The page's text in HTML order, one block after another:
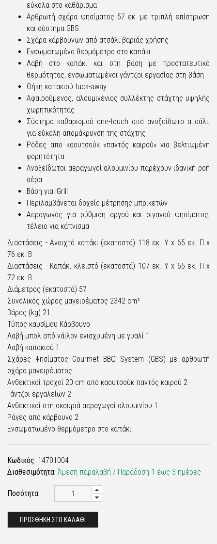
εύκολα στο καθάρισμα
Αρθρωτή σχάρα ψησίματος 57 εκ. με τριπλή επίστρωση
και σύστημα GBS
Σχάρα κάρβουνων από ατσάλι βαριάς χρήσης
Ενσωματωμένο θερμόμετρο στο καπάκι
Λαβή στο καπάκι και στη βάση με προστατευτικό
θερμότητας, ενσωματωμένοι γάντζοι εργασίας στη βάση
Θήκη καπακιού tuck-away
Αφαιρούμενος, αλουμινένιος συλλέκτης στάχτης υψηλής
χωρητικότητας
Σύστημα καθαρισμού one-touch από ανοξείδωτο ατσάλι,
για εύκολη απομάκρυνση της στάχτης
Ρόδες απο καουτσούκ «παντός καιρού» για βελτιωμένη
φορητότητα
Ανοξείδωτοι αεραγωγοί αλουμινίου παρέχουν ιδανική ροή
αέρα
Βάση για iGrill
Περιλαμβάνεται δοχείο μέτρησης μπρικετών
Αεραγωγός για ρύθμιση αργού και σιγανού ψησίματος,
τέλειο για κάπνισμα
Διαστάσεις - Ανοιχτό καπάκι (εκατοστά) 118 εκ. Υ x 65 εκ. Π x
76 εκ. Β
Διαστάσεις - Καπάκι κλειστό (εκατοστά) 107 εκ. Υ x 65 εκ. Π x
72 εκ. Β
Διάμετρος (εκατοστά) 57
Συνολικός χώρος μαγειρέματος 2342 cm²
Βάρος (kg) 21
Τύπος καυσίμου Κάρβουνο
Λαβή μπολ από νάιλον ενισχυμένη με γυαλί 1
Λαβή καπακιού 1
Σχάρες Ψησίματος Gourmet BBQ System (GBS) με αρθρωτή
σχάρα μαγειρέματος
Ανθεκτικοί τροχοί 20 cm από καουτσούκ παντός καιρού 2
Γάντζοι εργαλείων 2
Ανθεκτικοί στη σκουριά αεραγωγοί αλουμινίου 1
Ράγες από κάρβουνο 2
Ενσωματωμένο θερμόμετρο στο καπάκι
Κωδικός: 14701004
Διαθεσιμότητα: Άμεση παραλαβή / Παράδoση 1 έως 3 ημέρες
Ποσότητα:
ΠΡΟΣΘΗΚΗ ΣΤΟ ΚΑΛΑΘΙ